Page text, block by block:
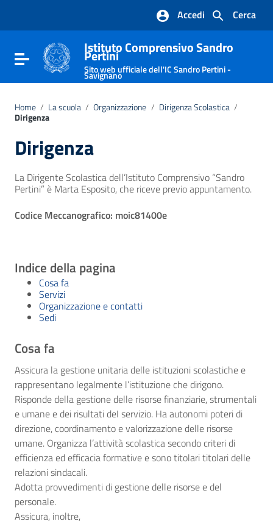
Vai al footer
Cerca
Accedi
Attiva / disattiva la navigazione
Istituto Comprensivo Sandro
Pertini
Sito web ufficiale dell'IC Sandro Pertini -
Savignano
Home / La scuola / Organizzazione / Dirigenza Scolastica /
Dirigenza
Dirigenza
La Dirigente Scolastica dell’Istituto Comprensivo “Sandro
Pertini” è Marta Esposito, che riceve previo appuntamento.
Codice Meccanografico: moic81400e
Indice della pagina
Cosa fa
Servizi
Organizzazione e contatti
Sedi
Cosa fa
Assicura la gestione unitaria delle istituzioni scolastiche e
rappresentano legalmente l’istituzione che dirigono.
Risponde della gestione delle risorse finanziarie, strumentali
e umane e dei risultati deI servizio. Ha autonomi poteri di
direzione, coordinamento e valorizzazione delle risorse
umane. Organizza l’attività scolastica secondo criteri di
efficienza ed efficacia formative e sono titolari titolari delle
relazioni sindacali.
Adotta provvedimenti di gestione delle risorse e del
personale.
Assicura, inoltre,